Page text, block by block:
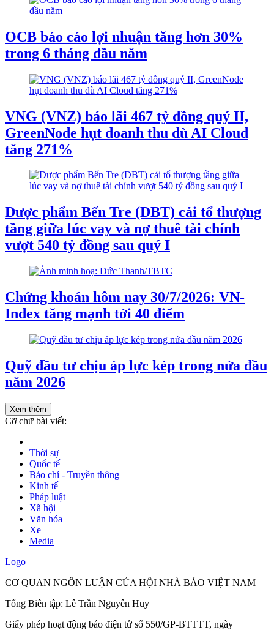
OCB báo cáo lợi nhuận tăng hơn 30%
trong 6 tháng đầu năm
VNG (VNZ) báo lãi 467 tỷ đồng quý II,
GreenNode hụt doanh thu dù AI Cloud
tăng 271%
Dược phẩm Bến Tre (DBT) cải tổ thượng
tầng giữa lúc vay và nợ thuê tài chính
vượt 540 tỷ đồng sau quý I
Chứng khoán hôm nay 30/7/2026: VN-
Index tăng mạnh tới 40 điểm
Quỹ đầu tư chịu áp lực kép trong nửa đầu
năm 2026
Xem thêm
Cỡ chữ bài viết:
Thời sự
Quốc tế
Báo chí - Truyền thông
Kinh tế
Pháp luật
Xã hội
Văn hóa
Xe
Media
Logo
CƠ QUAN NGÔN LUẬN CỦA HỘI NHÀ BÁO VIỆT NAM
Tổng Biên tập: Lê Trần Nguyên Huy
Giấy phép hoạt động báo điện tử số 550/GP-BTTTT, ngày